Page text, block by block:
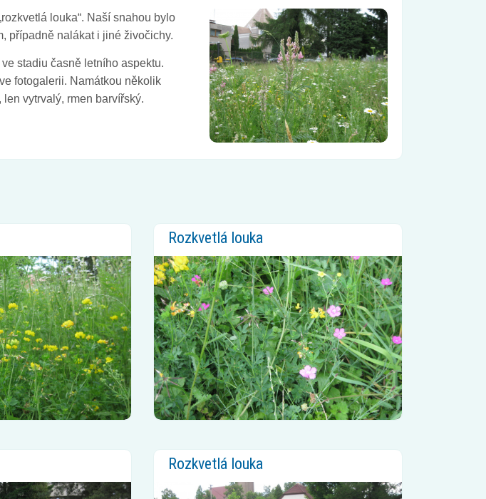
louka“. Naší snahou bylo
případně nalákat i jiné živočichy.
stadiu časně letního aspektu.
fotogalerii. Namátkou několik
vytrvalý, rmen barvířský.
Rozkvetlá louka
Rozkvetlá louka